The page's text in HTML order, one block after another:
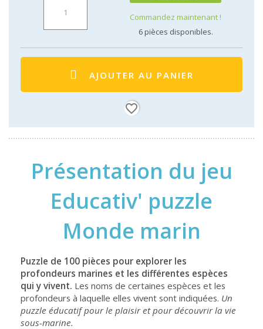
Commandez maintenant !
6pièces disponibles.
AJOUTER AU PANIER
favorite_border
Présentation du jeu
Educativ' puzzle
Monde marin
Puzzle de 100 pièces pour explorer les
profondeurs marines et les différentes espèces
qui y vivent. Les noms de certaines espèces et les
profondeurs à laquelle elles vivent sont indiquées. Un
puzzle éducatif pour le plaisir et pour découvrir la vie
sous-marine.